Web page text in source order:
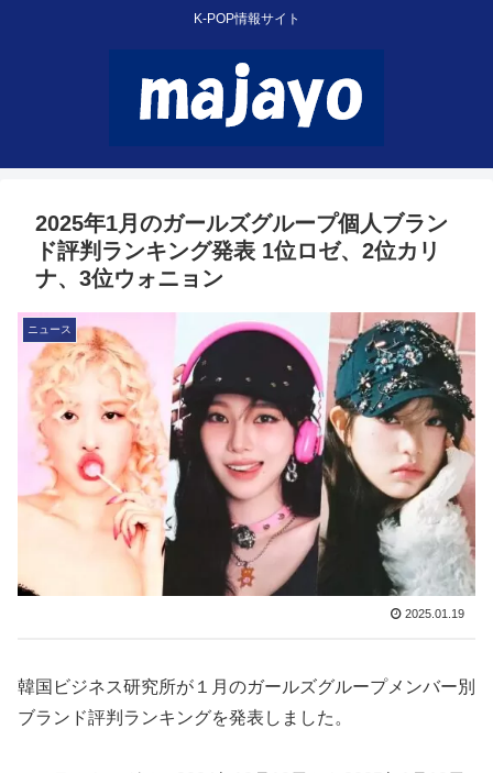
K-POP情報サイト
2025年1月のガールズグループ個人ブラン
ド評判ランキング発表 1位ロゼ、2位カリ
ナ、3位ウォニョン
ニュース
2025.01.19
韓国ビジネス研究所が１月のガールズグループメンバー別
ブランド評判ランキングを発表しました。